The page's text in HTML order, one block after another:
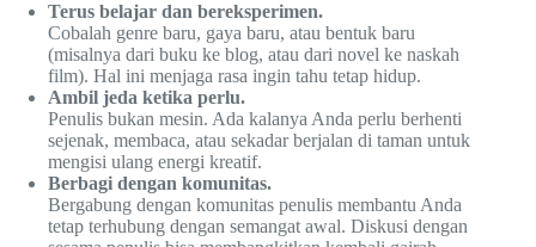
Terus belajar dan bereksperimen.
Cobalah genre baru, gaya baru, atau bentuk baru
(misalnya dari buku ke blog, atau dari novel ke naskah
film). Hal ini menjaga rasa ingin tahu tetap hidup.
Ambil jeda ketika perlu.
Penulis bukan mesin. Ada kalanya Anda perlu berhenti
sejenak, membaca, atau sekadar berjalan di taman untuk
mengisi ulang energi kreatif.
Berbagi dengan komunitas.
Bergabung dengan komunitas penulis membantu Anda
tetap terhubung dengan semangat awal. Diskusi dengan